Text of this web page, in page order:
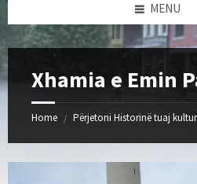
MENU
Xhamia e Emin
Home / Përjetoni Historinë tuaj